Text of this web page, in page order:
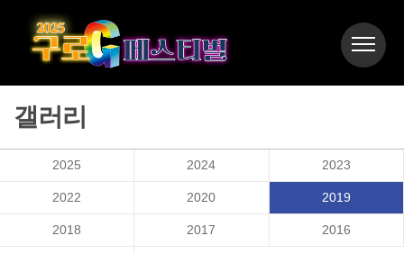
갤러리
2025 2024 2023
2022 2020 2019
2018 2017 2016